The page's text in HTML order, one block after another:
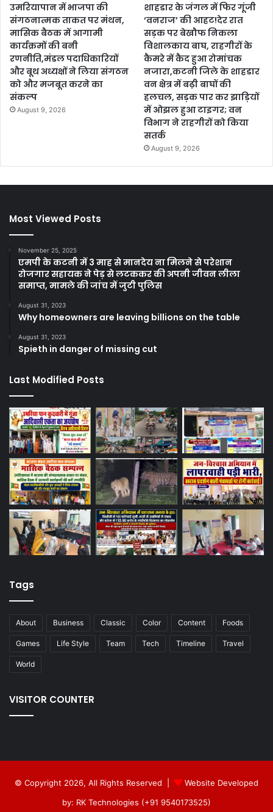
उमरियापान में भाजपा की
संगठनात्मक ताकत पर मंथन,
मासिक बैठक में आगामी
कार्यक्रमों की बनी
रणनीति,मंडल पदाधिकारियों
और बूथ अध्यक्षों ने लिया संगठन
को और मजबूत करने का
संकल्प
August 9, 2026
शाहडार के जंगल में फिर गूंजी
‘वनराज’ की आहट!देर रात
सड़क पर बेखौफ निकला
विशालकाय बाघ, राहगीरों के
कैमरे में कैद हुआ रोमांचक
नजारा,कटनी जिले के शाहडार
वन क्षेत्र में बढ़ी बाघों की
हलचल, सड़क पार कर झाड़ियों
में ओझल हुआ टाइगर; वन
विभाग ने राहगीरों को किया
सतर्क
August 9, 2026
Most Viewed Posts
November 25, 2025
एमपी के कटनी में 3 माह से मानदेय ना मिलने से परेशान
रोजगार सहायक ने पेड़ से लटककर की अपनी जीवन लीला
समाप्त, मामले की जांच में जुटी पुलिस
August 31, 2023
Why homeowners are leaving billions on the table
August 31, 2023
Spieth in danger of missing cut
Last Modified Posts
Tags
About Business Classic Color Content Foods
Games Life Style Team Tech Timeline Travel
World
VISITOR COUNTER
© Copyright 2026, All Rights Reserved |
Website Developed
by: RK Technologies (+91 9540173525)